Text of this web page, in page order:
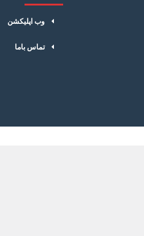
وب اپلیکشن
تماس باما